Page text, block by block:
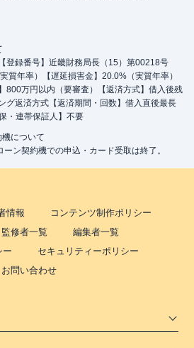
登録番号】近畿財務局長（15）第00218号
質年率）【遅延損害金】20.0%（実質年率）
800万円以内（要審査）【返済方式】借入後残
グ返済方式【返済期間・回数】借入直後最長
・連帯保証人】不要
について
ン契約機での申込・カード受取は終了。
情報
コンテンツ制作ポリシー
監修者一覧
編集者一覧
ー
セキュリティーポリシー
お問い合わせ